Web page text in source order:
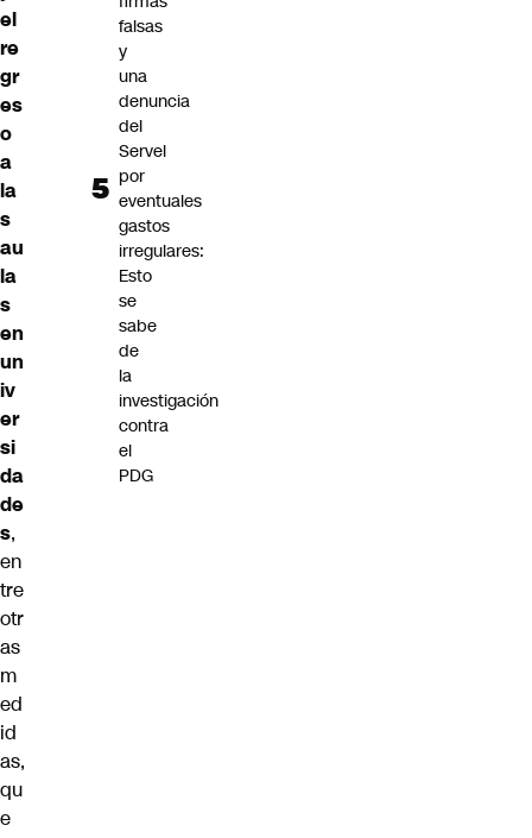
el
re
gr
es
o
a
la
s
au
la
s
en
un
iv
er
si
da
de
s,
en
tre
otr
as
m
ed
id
as,
qu
e
falsas
y
una
denuncia
del
Servel
por
eventuales
gastos
irregulares:
Esto
se
sabe
de
la
investigación
contra
el
PDG